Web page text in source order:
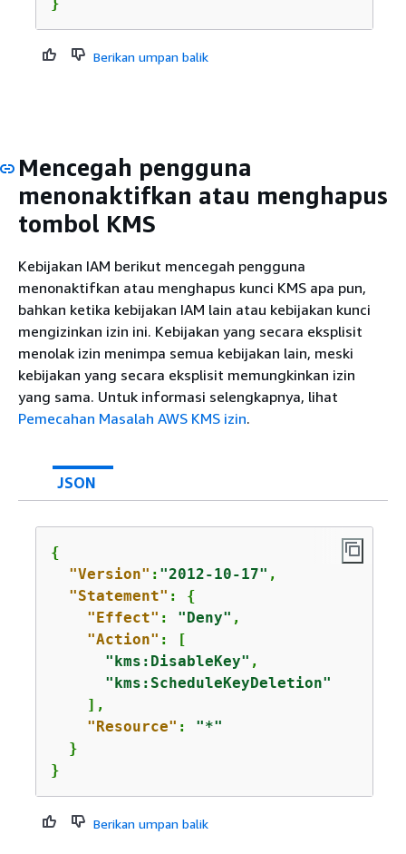
Berikan umpan balik
Mencegah pengguna
menonaktifkan atau menghapus
tombol KMS
Kebijakan IAM berikut mencegah pengguna
menonaktifkan atau menghapus kunci KMS apa pun,
bahkan ketika kebijakan IAM lain atau kebijakan kunci
mengizinkan izin ini. Kebijakan yang secara eksplisit
menolak izin menimpa semua kebijakan lain, meski
kebijakan yang secara eksplisit memungkinkan izin
yang sama. Untuk informasi selengkapnya, lihat
Pemecahan Masalah AWS KMS izin.
JSON
{
"Version" : "2012-10-17" ,
"Statement" : {
"Effect" : "Deny" ,
"Action" : [
"kms:DisableKey" ,
"kms:ScheduleKeyDeletion"
    ],
"Resource" : "*"
  }
}
Berikan umpan balik